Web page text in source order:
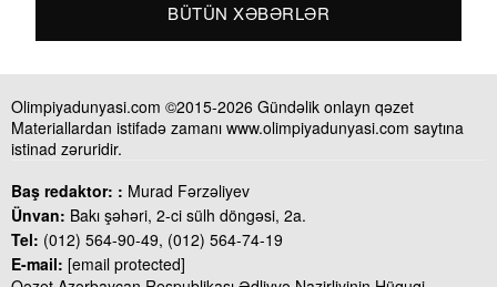
BÜTÜN XƏBƏRLƏR
Olimpiyadunyasi.com ©2015-2026 Gündəlik onlayn qəzet
Materiallardan istifadə zamanı www.olimpiyadunyasi.com saytına
istinad zəruridir.
Baş redaktor: : Murad Fərzəliyev
Ünvan: Bakı şəhəri, 2-ci sülh döngəsi, 2a.
Tel: (012) 564-90-49, (012) 564-74-19
E-mail: [email protected]